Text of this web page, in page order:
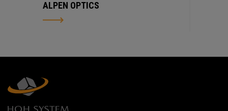
ALPEN OPTICS